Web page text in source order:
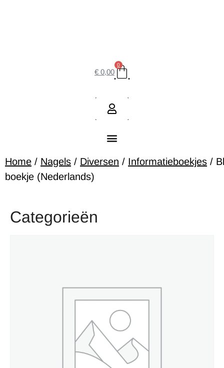
€ 0,00
0
Home / Nagels / Diversen / Informatieboekjes /
boekje (Nederlands)
Categorieën